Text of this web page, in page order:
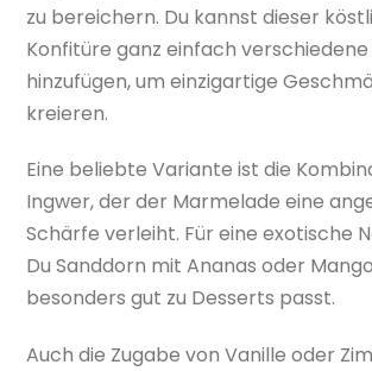
zu bereichern. Du kannst dieser
Konfitüre ganz einfach
hinzufügen, um einzigartige
kreieren.
Eine beliebte Variante ist die
Ingwer, der der Marmelade eine
Schärfe verleiht. Für eine exotische
Du Sanddorn mit Ananas oder
besonders gut zu Desserts passt.
Auch die Zugabe von Vanille oder